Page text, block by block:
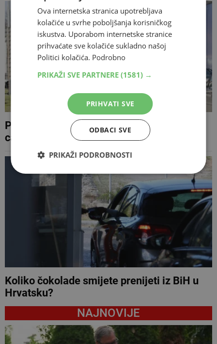
Pokušao izbjeći detaljnu kontrolu s 50 KM
cariniku, Sud BiH ga osudio
Koliko čokolade smijete prenijeti iz BiH u
Hrvatsku?
NAJNOVIJE
Ova internetska stranica upotrebljava
kolačiće u svrhe poboljšanja korisničkog
iskustva. Uporabom internetske stranice
prihvaćate sve kolačiće sukladno našoj
Politici kolačića. Podrobno
PRIKAŽI SVE PARTNERE (1581) →
PRIHVATI SVE
ODBACI SVE
PRIKAŽI PODROBNOSTI